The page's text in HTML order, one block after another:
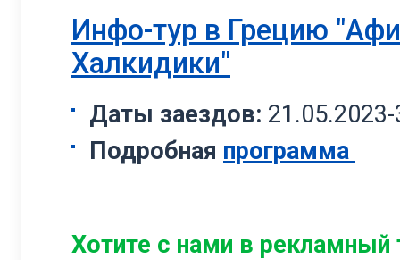
Инфо-тур в Грецию
Халкидики"
Даты заездов:
Подробная программа
Хотите с нами в